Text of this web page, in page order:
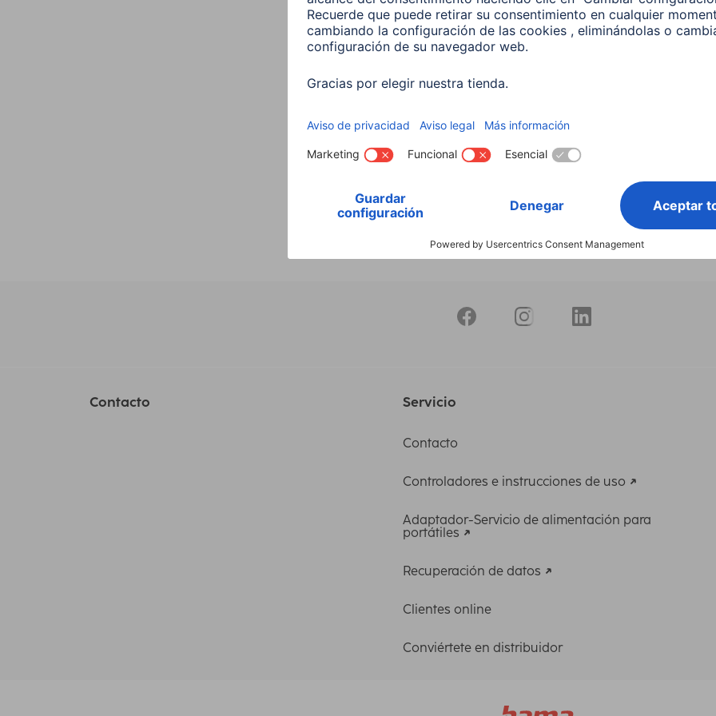
Hama Lámpara LED WiFi,
GU10, 4.5W, blanco, atenuable
00176558
Hama Lámpara LED
Contacto Servicio
Contacto
Controladores e instrucciones de uso
Adaptador-Servicio de alimentación para
portátiles
Recuperación de datos
Clientes online
Conviértete en distribuidor